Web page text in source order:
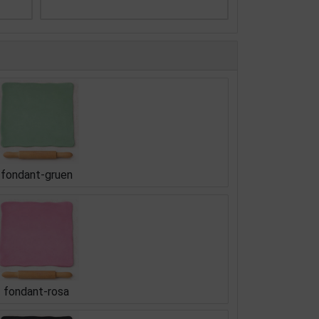
fondant-gruen
fondant-rosa